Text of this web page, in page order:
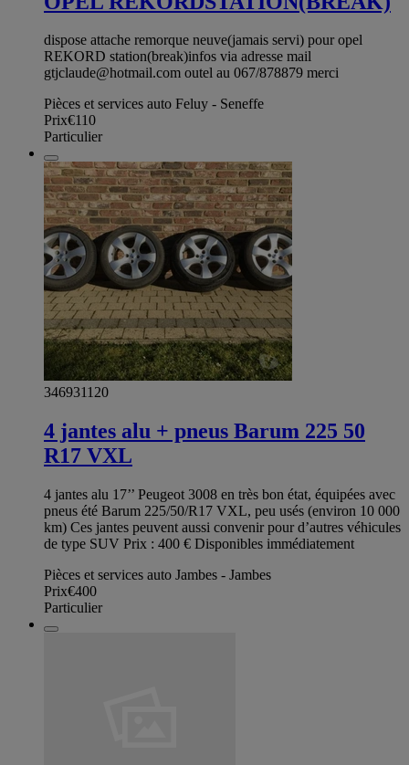
dispose attache remorque neuve(jamais servi) pour opel
REKORD station(break)infos via adresse mail
gtjclaude@hotmail.com outel au 067/878879 merci
Pièces et services auto Feluy - Seneffe
Prix€110
Particulier
346931120
4 jantes alu + pneus Barum 225 50
R17 VXL
4 jantes alu 17’’ Peugeot 3008 en très bon état, équipées avec
pneus été Barum 225/50/R17 VXL, peu usés (environ 10 000
km) Ces jantes peuvent aussi convenir pour d’autres véhicules
de type SUV Prix : 400 € Disponibles immédiatement
Pièces et services auto Jambes - Jambes
Prix€400
Particulier